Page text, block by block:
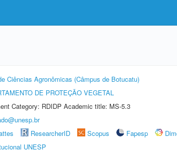
Ciências Agronômicas (Câmpus de Botucatu)
DE PROTEÇÃO VEGETAL
Category: RDIDP Academic title: MS-5.3
ResearcherID Scopus Fapesp
UNESP